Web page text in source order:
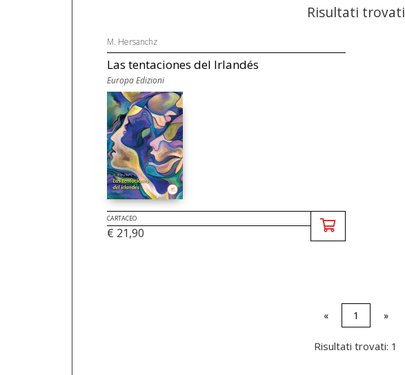
Risultati trovati
M. Hersanchz
Las tentaciones del Irlandés
Europa Edizioni
CARTACEO
€ 21,90
« 1 »
Risultati trovati: 1